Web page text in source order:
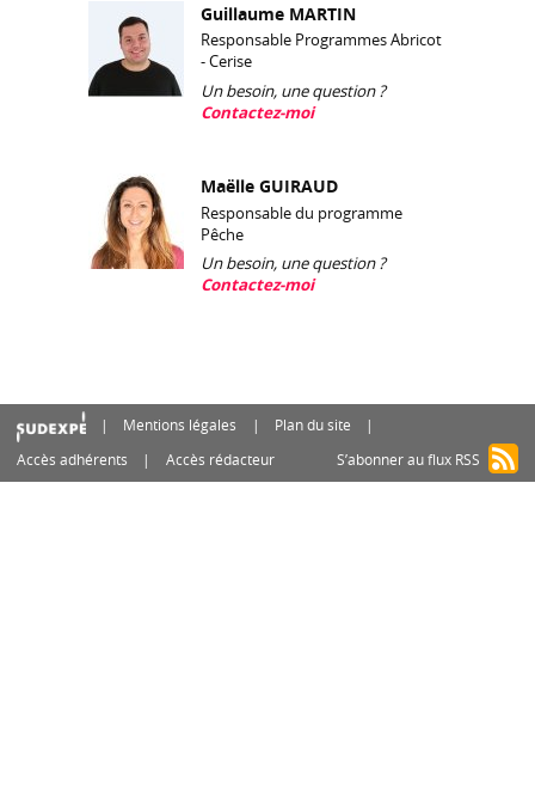
Guillaume MARTIN
Responsable Programmes Abricot
- Cerise
Un besoin, une question ?
Contactez-moi
Maëlle GUIRAUD
Responsable du programme
Pêche
Un besoin, une question ?
Contactez-moi
Mentions légales
Plan du site
Accès adhérents
Accès rédacteur S’abonner au flux RSS